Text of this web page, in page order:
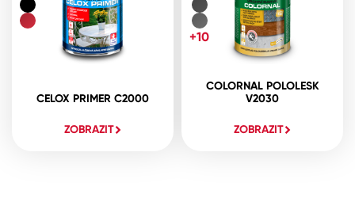
CELOX PRIMER C2000
ZOBRAZIT
COLORNAL POLOLESK
V2030
ZOBRAZIT
+10